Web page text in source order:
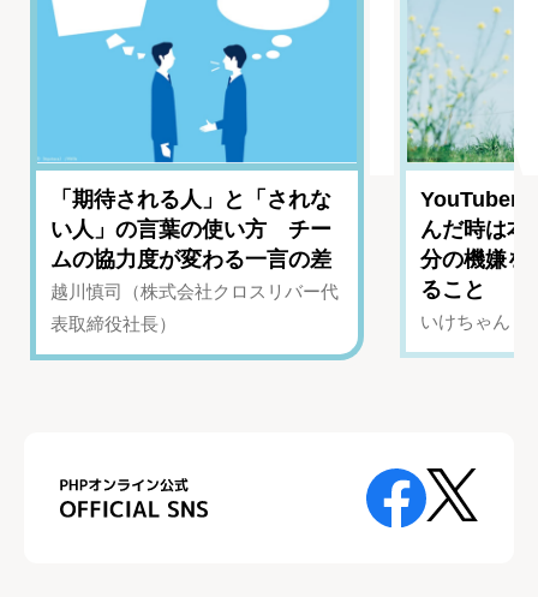
「期待される人」と「されな
い人」の言葉の使い方 チー
ムの協力度が変わる一言の差
越川慎司（株式会社クロスリバー代
表取締役社長）
YouTuber
んだ時は
分の機嫌を
ること
いけちゃん（